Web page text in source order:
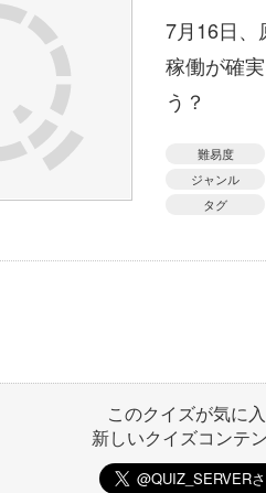
7月16日、
稼働が確
う？
難易度
ジャンル
タグ
このクイズが気に
新しいクイズコンテ